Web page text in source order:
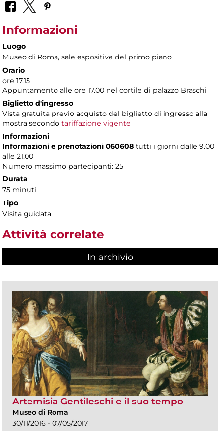
Informazioni
Luogo
Museo di Roma, sale espositive del primo piano
Orario
ore 17.15
Appuntamento alle ore 17.00 nel cortile di palazzo Braschi
Biglietto d'ingresso
Vista gratuita previo acquisto del biglietto di ingresso alla
mostra secondo tariffazione vigente
Informazioni
Informazioni e prenotazioni 060608 tutti i giorni dalle 9.00
alle 21.00
Numero massimo partecipanti: 25
Durata
75 minuti
Tipo
Visita guidata
Attività correlate
In archivio
Artemisia Gentileschi e il suo tempo
Museo di Roma
30/11/2016 - 07/05/2017